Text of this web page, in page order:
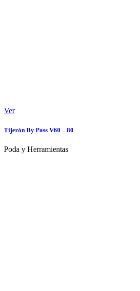
Ver
Tijerón By Pass V60 – 80
Poda y Herramientas